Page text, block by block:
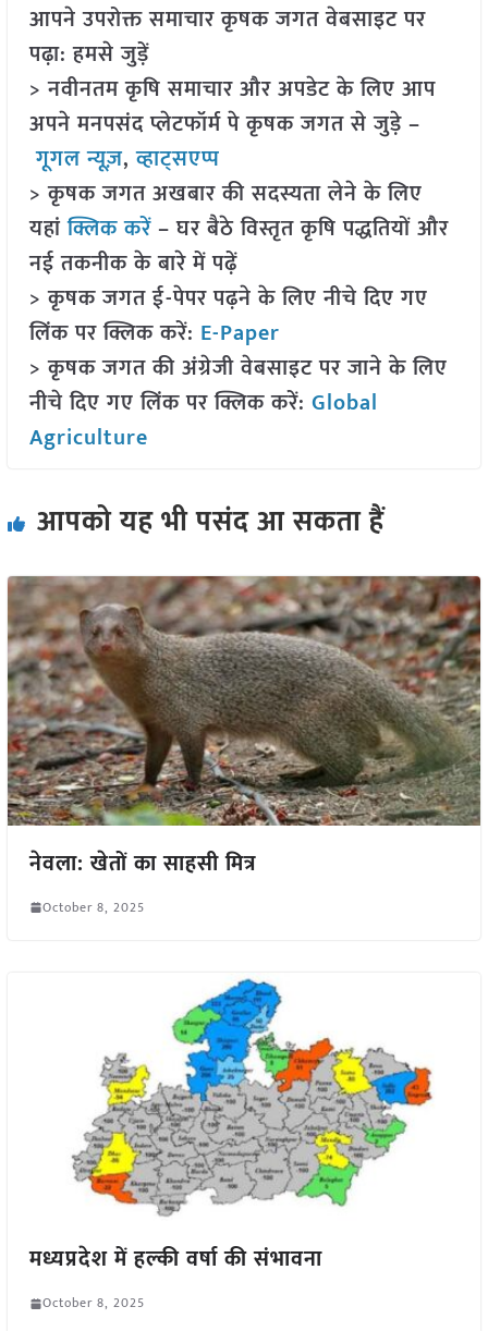
आपने उपरोक्त समाचार कृषक जगत वेबसाइट पर
पढ़ा: हमसे जुड़ें
> नवीनतम कृषि समाचार और अपडेट के लिए आप
अपने मनपसंद प्लेटफॉर्म पे कृषक जगत से जुड़े –
गूगल न्यूज़,व्हाट्सएप्प
> कृषक जगत अखबार की सदस्यता लेने के लिए
यहांक्लिक करें– घर बैठे विस्तृत कृषि पद्धतियों और
नई तकनीक के बारे में पढ़ें
> कृषक जगत ई-पेपर पढ़ने के लिए नीचे दिए गए
लिंक पर क्लिक करें: E-Paper
> कृषक जगत की अंग्रेजी वेबसाइट पर जाने के लिए
नीचे दिए गए लिंक पर क्लिक करें: Global
Agriculture
आपको यह भी पसंद आ सकता हैं
नेवला: खेतों का साहसी मित्र
October 8, 2025
मध्यप्रदेश में हल्की वर्षा की संभावना
October 8, 2025